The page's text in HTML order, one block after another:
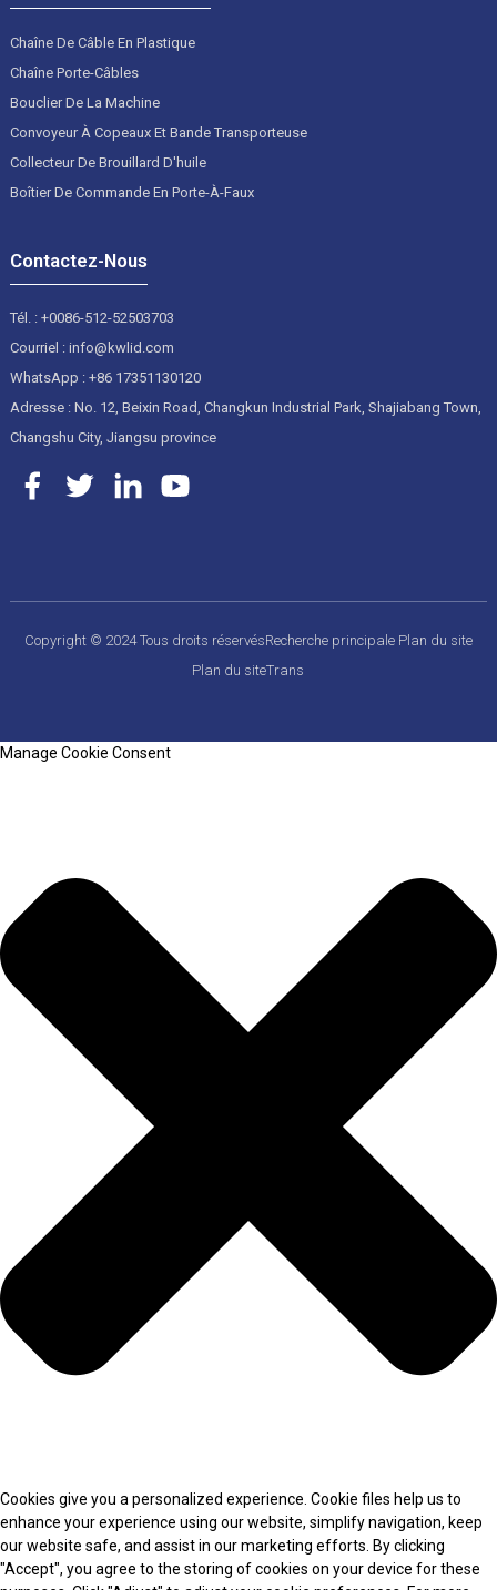
Chaîne De Câble En Plastique
Chaîne Porte-Câbles
Bouclier De La Machine
Convoyeur À Copeaux Et Bande Transporteuse
Collecteur De Brouillard D'huile
Boîtier De Commande En Porte-À-Faux
Contactez-Nous
Tél. : +0086-512-52503703
Courriel : info@kwlid.com
WhatsApp : +86 17351130120
Adresse : No. 12, Beixin Road, Changkun Industrial Park, Shajiabang Town,
Changshu City, Jiangsu province
Copyright © 2024 Tous droits réservésRecherche principale Plan du site
Plan du siteTrans
Manage Cookie Consent
Cookies give you a personalized experience. Cookie files help us to
enhance your experience using our website, simplify navigation, keep
our website safe, and assist in our marketing efforts. By clicking
"Accept", you agree to the storing of cookies on your device for these